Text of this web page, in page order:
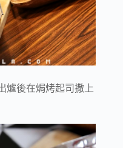
爐後在焗烤起司撒上